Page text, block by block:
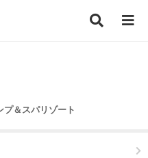
プ＆スパリゾート